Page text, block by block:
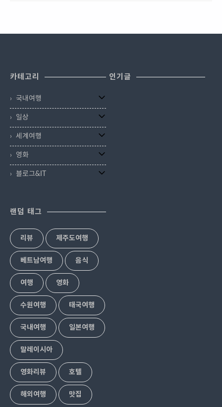
카테고리
국내여행
일상
세계여행
영화
블로그&IT
인기글
랜덤 태그
리뷰 제주도여행
베트남여행 음식
여행 영화
수원여행 태국여행
국내여행 일본여행
말레이시아
영화리뷰 호텔
해외여행 맛집